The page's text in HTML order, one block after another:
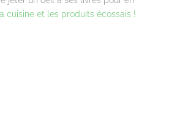
cuisine et les produits écossais !